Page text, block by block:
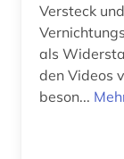
Versteck
als
den Videos
beson...